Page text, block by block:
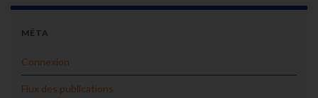
MÉTA
Connexion
Flux des publications